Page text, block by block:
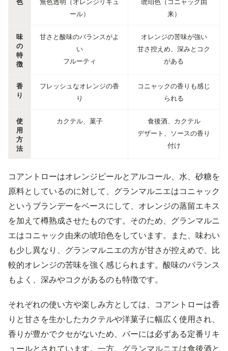
ール）
来）
味
の
特
徴
甘さと酸味のバランスがよ
い
フルーティ
オレンジの苦味が強い
甘さ控えめ、深みとコク
がある
香
り
フレッシュなオレンジの香
り
コニャックの香りも感じ
られる
使
用
方
法
カクテル、菓子
食後酒、カクテル
デザート、ソースの香り
付け
コアントローはオレンジピールとアルコール、水、砂糖を
原料としているのに対して、グランマルニエはコニャック
というブランデーをベースにして、オレンジの蒸留エキス
を加えて樽熟成させたものです。そのため、グランマルニ
エはコニャック由来の琥珀色をしています。また、味わい
も少し異なり、グランマルニエの方が甘さが控えめで、比
較的オレンジの苦味を強く感じられます。酸味のバランス
もよく、深みやコクがあるのも特徴です。
それぞれの使い方や楽しみ方としては、コアントローは香
りと甘さを生かしたカクテルや洋菓子に幅広く使用され、
香りが豊かでクセがないため、バーには必ずある定番リキ
ュールとされています。一方、グランマルニエは食後酒と